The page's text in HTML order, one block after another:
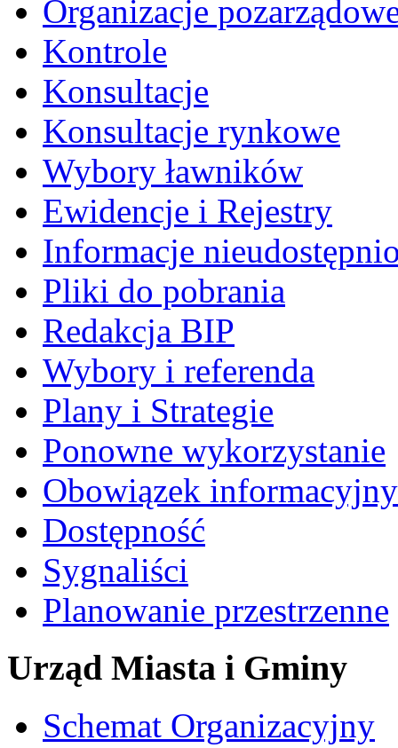
Organizacje
Kontrole
Konsultacje
Konsultacje rynkowe
Wybory ławników
Ewidencje i Rejestry
Informacje
Pliki do pobrania
Redakcja BIP
Wybory i referenda
Plany i Strategie
Ponowne wykorzystanie
Obowiązek informacyjny
Dostępność
Sygnaliści
Planowanie przestrzenne
Urząd Miasta i Gminy
Schemat Organizacyjny